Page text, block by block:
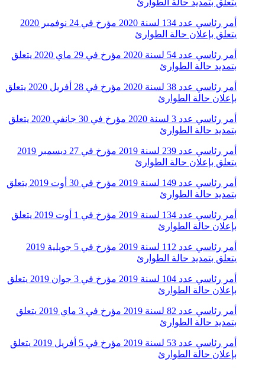
يتعلق بتمديد حالة الطوارئ
أمر رئاسي عدد 134 لسنة 2020 مؤرخ في 24 نوفمبر 2020
يتعلق بإعلان حالة الطوارئ
أمر رئاسي عدد 54 لسنة 2020 مؤرخ في 29 ماي 2020 يتعلق
بتمديد حالة الطوارئ
أمر رئاسي عدد 38 لسنة 2020 مؤرخ في 28 أفريل 2020 يتعلق
بإعلان حالة الطوارئ
أمر رئاسي عدد 3 لسنة 2020 مؤرخ في 30 جانفي 2020 يتعلق
بتمديد حالة الطوارئ
أمر رئاسي عدد 239 لسنة 2019 مؤرخ في 27 ديسمبر 2019
يتعلق بإعلان حالة الطوارئ
أمر رئاسي عدد 149 لسنة 2019 مؤرخ في 30 أوت 2019 يتعلق
بتمديد حالة الطوارئ
أمر رئاسي عدد 134 لسنة 2019 مؤرخ في 1 أوت 2019 يتعلق
بإعلان حالة الطوارئ
أمر رئاسي عدد 112 لسنة 2019 مؤرخ في 5 جويلية 2019
يتعلق بتمديد حالة الطوارئ
أمر رئاسي عدد 104 لسنة 2019 مؤرخ في 3 جوان 2019 يتعلق
بإعلان حالة الطوارئ
أمر رئاسي عدد 82 لسنة 2019 مؤرخ في 3 ماي 2019 يتعلق
بتمديد حالة الطوارئ
أمر رئاسي عدد 53 لسنة 2019 مؤرخ في 5 أفريل 2019 يتعلق
بإعلان حالة الطوارئ